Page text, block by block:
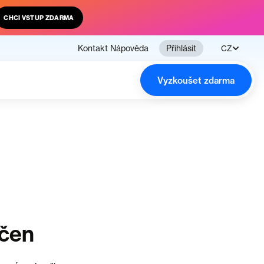
CHCI VSTUP ZDARMA
Kontakt Nápověda Přihlásit CZ
Vyzkoušet zdarma